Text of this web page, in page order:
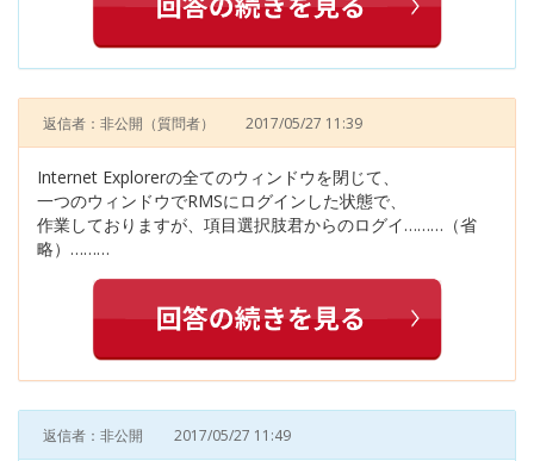
返信者：非公開 （質問者） 2017/05/27 11:39
Internet Explorerの全てのウィンドウを閉じて、
一つのウィンドウでRMSにログインした状態で、
作業しておりますが、項目選択肢君からのログイ………（省
略）………
返信者：非公開 2017/05/27 11:49